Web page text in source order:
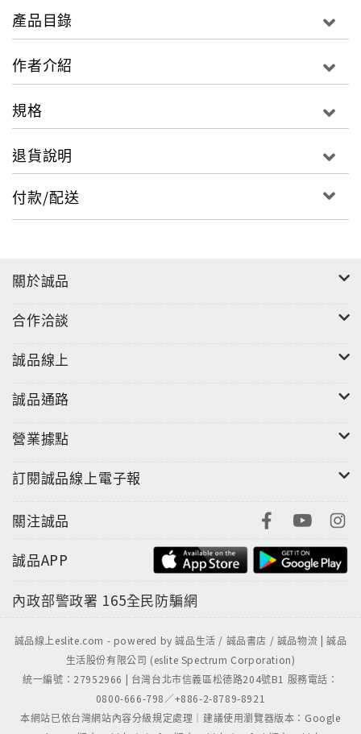
「業務工程承接的方法與要訣」、「前置作業階段的善
用備料購料及用料的三角關聯作業要訣」、「施工預算
段的防止工程發生先盈後虧的假象，及適當時機辦理工
細讀後援用於實務。
財務會計對營建工程的助益不大，第五篇內列述「管理
會計在營建工程上的應用」，可援用於實務上；創造財
務效益可彌補工程獲利不足及增進整體營運績效，第六
篇內列述「從營運收支面及財調度面」瞭解工程之財務
產品目錄
作者介紹
規格
退貨說明
付款/配送
關於誠品
合作洽談
誠品線上
誠品通路
營業據點
訂閱誠品線上電子報
關注誠品
誠品APP
內政部警政署 165全民防騙網
誠品線上eslite.com - powered by 誠品生活 / 誠品書店 / 誠品物流 | 誠品
生活股份有限公司 (eslite Spectrum Corporation)
統一編號：27952966 | 台灣台北市信義區松德路204號B1 服務電話：
0800-666-798／+886-2-8789-8921
本網站已依台灣網站內容分級規定處理｜建議使用瀏覽器版本：Google